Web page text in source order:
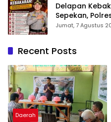
Delapan
Sepekan,
kepada
Jumat, 7 Agustus
Recent Posts
Daerah